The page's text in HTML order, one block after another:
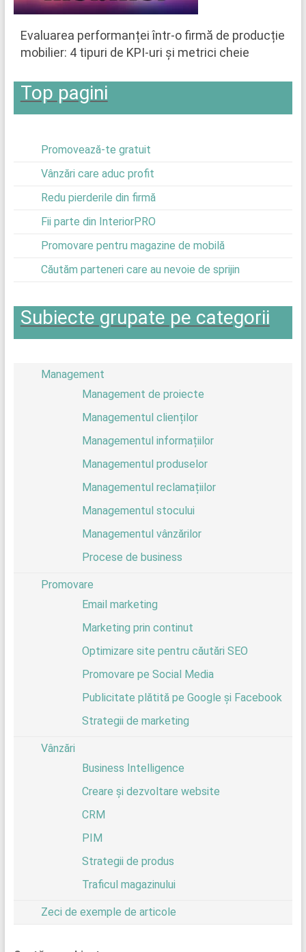
Evaluarea performanței într-o firmă de producție
mobilier: 4 tipuri de KPI-uri și metrici cheie
Top pagini
Promovează-te gratuit
Vânzări care aduc profit
Redu pierderile din firmă
Fii parte din InteriorPRO
Promovare pentru magazine de mobilă
Căutăm parteneri care au nevoie de sprijin
Subiecte grupate pe categorii
Management
Management de proiecte
Managementul clienților
Managementul informațiilor
Managementul produselor
Managementul reclamațiilor
Managementul stocului
Managementul vânzărilor
Procese de business
Promovare
Email marketing
Marketing prin continut
Optimizare site pentru căutări SEO
Promovare pe Social Media
Publicitate plătită pe Google și Facebook
Strategii de marketing
Vânzări
Business Intelligence
Creare și dezvoltare website
CRM
PIM
Strategii de produs
Traficul magazinului
Zeci de exemple de articole